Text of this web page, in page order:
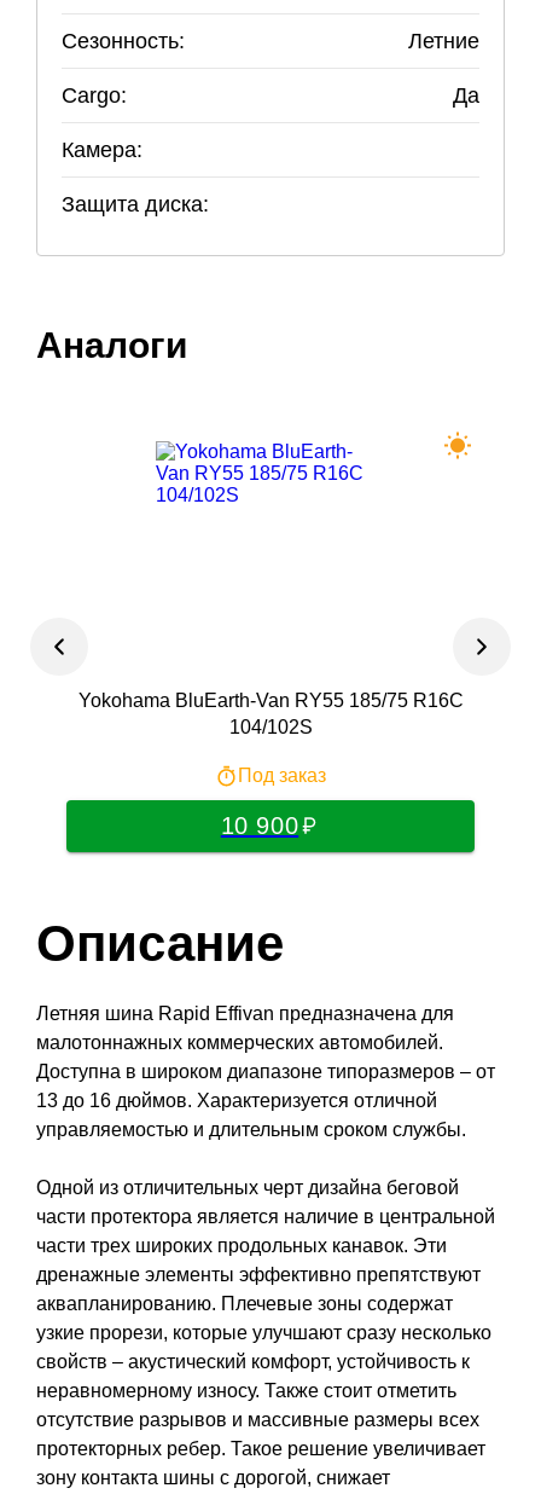
Сезонность: Летние
Cargo: Да
Камера:
Защита диска:
Аналоги
Yokohama BluEarth-Van RY55 185/75 R16С
104/102S
Под заказ
10 900
Описание
Летняя шина Rapid Effivan предназначена для
малотоннажных коммерческих автомобилей.
Доступна в широком диапазоне типоразмеров – от
13 до 16 дюймов. Характеризуется отличной
управляемостью и длительным сроком службы.
Одной из отличительных черт дизайна беговой
части протектора является наличие в центральной
части трех широких продольных канавок. Эти
дренажные элементы эффективно препятствуют
аквапланированию. Плечевые зоны содержат
узкие прорези, которые улучшают сразу несколько
свойств – акустический комфорт, устойчивость к
неравномерному износу. Также стоит отметить
отсутствие разрывов и массивные размеры всех
протекторных ребер. Такое решение увеличивает
зону контакта шины с дорогой, снижает